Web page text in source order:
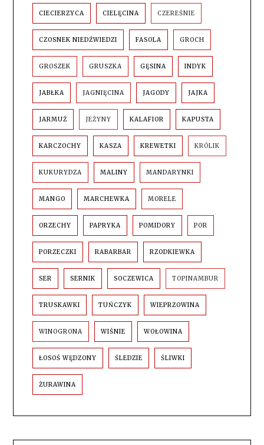
CIECIERZYCA CIELĘCINA CZEREŚNIE
CZOSNEK NIEDŹWIEDZI FASOLA GROCH
GROSZEK GRUSZKA GĘSINA INDYK
JABŁKA JAGNIĘCINA JAGODY JAJKA
JARMUŻ JEŻYNY KALAFIOR KAPUSTA
KARCZOCHY KASZA KREWETKI KRÓLIK
KUKURYDZA MALINY MANDARYNKI
MANGO MARCHEWKA MORELE
ORZECHY PAPRYKA POMIDORY POR
PORZECZKI RABARBAR RZODKIEWKA
SER SERNIK SOCZEWICA TOPINAMBUR
TRUSKAWKI TUŃCZYK WIEPRZOWINA
WINOGRONA WIŚNIE WOŁOWINA
ŁOSOŚ WĘDZONY ŚLEDZIE ŚLIWKI
ŻURAWINA